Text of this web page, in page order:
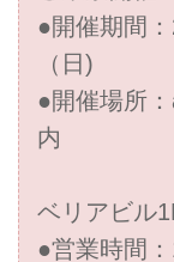
●開催期間
（日)
●開催場所
内
東京都
ベリアビル
●営業時間